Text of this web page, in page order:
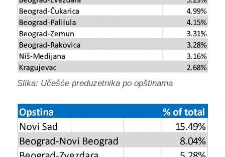
Slika: Učešće preduzetnika po opštinama